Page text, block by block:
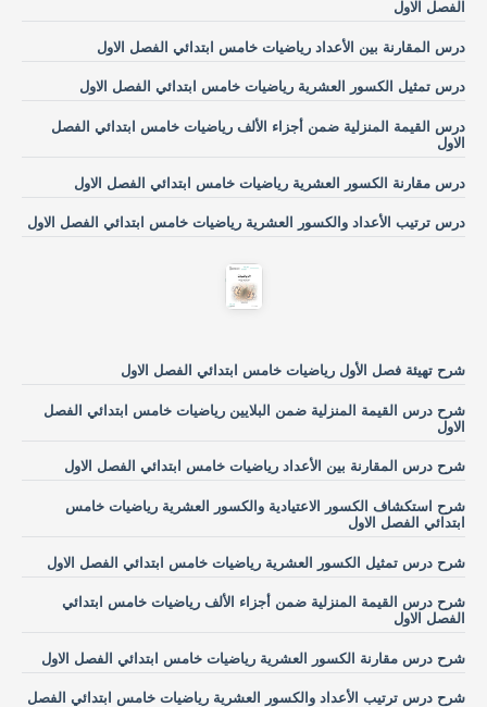
الفصل الاول
درس المقارنة بين الأعداد رياضيات خامس ابتدائي الفصل الاول
درس تمثيل الكسور العشرية رياضيات خامس ابتدائي الفصل الاول
درس القيمة المنزلية ضمن أجزاء الألف رياضيات خامس ابتدائي الفصل
الاول
درس مقارنة الكسور العشرية رياضيات خامس ابتدائي الفصل الاول
درس ترتيب الأعداد والكسور العشرية رياضيات خامس ابتدائي الفصل الاول
شرح تهيئة فصل الأول رياضيات خامس ابتدائي الفصل الاول
شرح درس القيمة المنزلية ضمن البلايين رياضيات خامس ابتدائي الفصل
الاول
شرح درس المقارنة بين الأعداد رياضيات خامس ابتدائي الفصل الاول
شرح استكشاف الكسور الاعتيادية والكسور العشرية رياضيات خامس
ابتدائي الفصل الاول
شرح درس تمثيل الكسور العشرية رياضيات خامس ابتدائي الفصل الاول
شرح درس القيمة المنزلية ضمن أجزاء الألف رياضيات خامس ابتدائي
الفصل الاول
شرح درس مقارنة الكسور العشرية رياضيات خامس ابتدائي الفصل الاول
شرح درس ترتيب الأعداد والكسور العشرية رياضيات خامس ابتدائي الفصل